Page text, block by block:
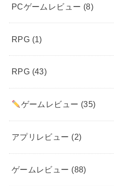
PCゲームレビュー (8)
RPG (1)
RPG (43)
ゲームレビュー (35)
アプリレビュー (2)
ゲームレビュー (88)